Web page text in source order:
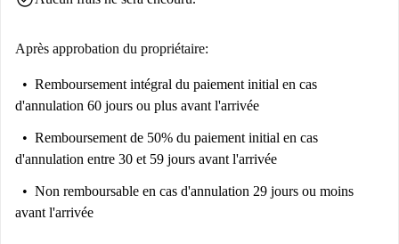
Après approbation du propriétaire:
Remboursement intégral du paiement initial en cas
d'annulation 60 jours ou plus avant l'arrivée
Remboursement de 50% du paiement initial en cas
d'annulation entre 30 et 59 jours avant l'arrivée
Non remboursable en cas d'annulation 29 jours ou moins
avant l'arrivée